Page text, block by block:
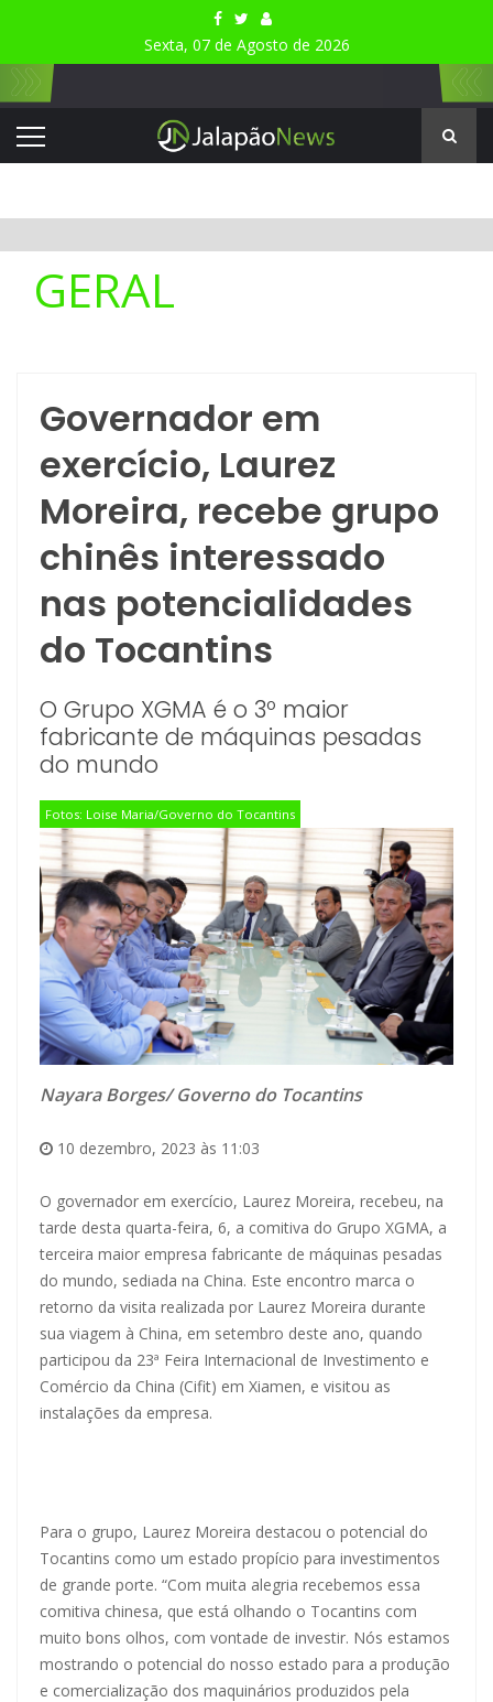
Sexta, 07 de Agosto de 2026
GERAL
Governador em
exercício, Laurez
Moreira, recebe grupo
chinês interessado
nas potencialidades
do Tocantins
O Grupo XGMA é o 3º maior
fabricante de máquinas pesadas
do mundo
Fotos: Loise Maria/Governo do Tocantins
Nayara Borges/ Governo do Tocantins
10 dezembro, 2023 às 11:03
O governador em exercício, Laurez Moreira, recebeu, na
tarde desta quarta-feira, 6, a comitiva do Grupo XGMA, a
terceira maior empresa fabricante de máquinas pesadas
do mundo, sediada na China. Este encontro marca o
retorno da visita realizada por Laurez Moreira durante
sua viagem à China, em setembro deste ano, quando
participou da 23ª Feira Internacional de Investimento e
Comércio da China (Cifit) em Xiamen, e visitou as
instalações da empresa.
Para o grupo, Laurez Moreira destacou o potencial do
Tocantins como um estado propício para investimentos
de grande porte. “Com muita alegria recebemos essa
comitiva chinesa, que está olhando o Tocantins com
muito bons olhos, com vontade de investir. Nós estamos
mostrando o potencial do nosso estado para a produção
e comercialização dos maquinários produzidos pela